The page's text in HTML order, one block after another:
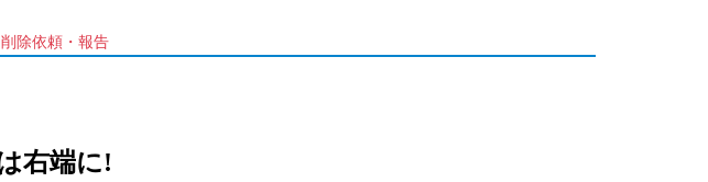
削除依頼・報告